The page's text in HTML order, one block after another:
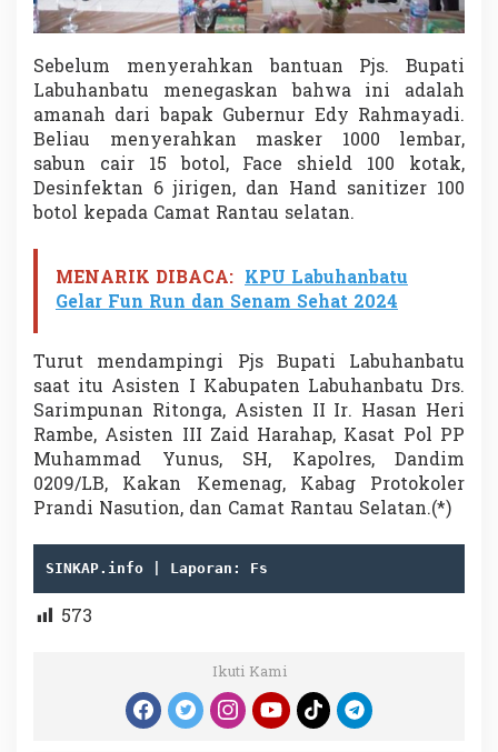
Sebelum menyerahkan bantuan Pjs. Bupati
Labuhanbatu menegaskan bahwa ini adalah
amanah dari bapak Gubernur Edy Rahmayadi.
Beliau menyerahkan masker 1000 lembar,
sabun cair 15 botol, Face shield 100 kotak,
Desinfektan 6 jirigen, dan Hand sanitizer 100
botol kepada Camat Rantau selatan.
MENARIK DIBACA: KPU Labuhanbatu
Gelar Fun Run dan Senam Sehat 2024
Turut mendampingi Pjs Bupati Labuhanbatu
saat itu Asisten I Kabupaten Labuhanbatu Drs.
Sarimpunan Ritonga, Asisten II Ir. Hasan Heri
Rambe, Asisten III Zaid Harahap, Kasat Pol PP
Muhammad Yunus, SH, Kapolres, Dandim
0209/LB, Kakan Kemenag, Kabag Protokoler
Prandi Nasution, dan Camat Rantau Selatan.(*)
SINKAP.info | Laporan: Fs
573
Ikuti Kami